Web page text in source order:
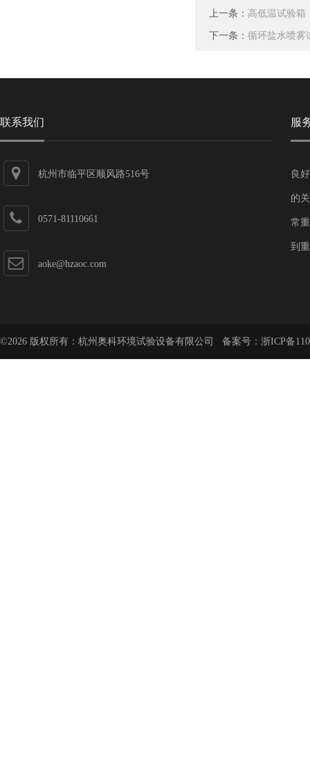
上一条： 高低温试验箱
下一条： 循环盐水喷雾
联系我们
杭州市临平区顺风路516号
0571-81110661
aoke@hzaoc.com
服
良
的
常
到
©2026 版权所有：杭州奥科环境试验设备有限公司 备案号： 浙ICP备